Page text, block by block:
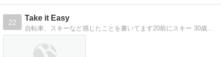
22
Take it Easy
自転車、スキーなど感じたことを書いてます20前にスキー 30歳カメラ 40前にして自転車にはまるおやじのブログ